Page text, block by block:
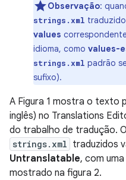
Observação:
strings.xml
values
idioma, como values-
strings.xml padrão
sufixo).
A Figura 1 mostra o texto
inglês) no Translations
do trabalho de tradução.
strings.xml traduzidos
Untranslatable, com
mostrado na figura 2.